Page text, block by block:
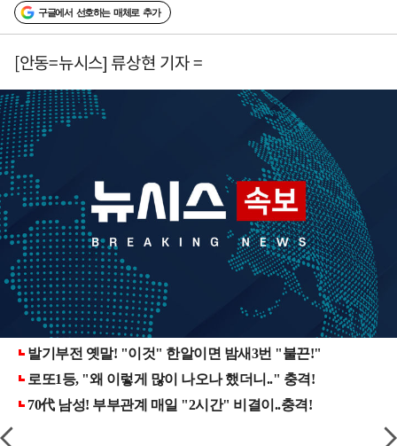
구글에서 선호하는 매체로 추가
[안동=뉴시스] 류상현 기자 =